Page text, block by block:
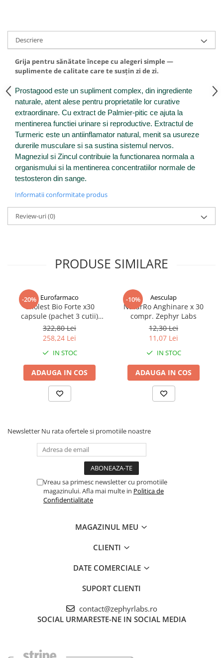
Aparatura medicala
Altele-Produse tehnico-medicale
Sanatatea cuplului
Tonice sexuale
Fertilitate
Teste de sarcina si ovulatie
Altele-Sanatatea cuplului
Suplimente alimentare
Vitamine si minerale
Afectiuni respiratorii
Afectiuni cardio-vasculare
Sanatatea mintii
Diabet
Suplimente pentru imunitate
Antioxidanti
Altele-Suplimente alimentare
Promo Ianuarie-Septembrie
Descriere
Grija pentru sănătate începe cu alegeri simple —
suplimente de calitate care te susțin zi de zi.
Prostagood este un supliment complex, din ingrediente
naturale, atent alese pentru proprietatile lor curative
extraordinare. Cu extract de Palmier-pitic ce ajuta la
mentinerea functiei urinare si reproductive. Extractul de
Turmeric este un antiinflamator natural, menit sa usureze
durerile musculare si sa sustina sistemul nervos.
Magneziul si Zincul contribuie la functionarea normala a
organismului si la mentinerea concentratiilor normale de
testosteron din sange.
Informatii conformitate produs
Review-uri(0)
PRODUSE SIMILARE
-20% Eurofarmaco
Cholest Bio Forte x30
capsule (pachet 3 cutii)
Zephyr Labs
322,80 Lei
258,24 Lei
IN STOC
ADAUGA IN COS
-10% Aesculap
NaturRo Anghinare x 30
compr. Zephyr Labs
12,30 Lei
11,07 Lei
IN STOC
ADAUGA IN COS
Newsletter Nu rata ofertele si promotiile noastre
Vreau sa primesc newsletter cu promotiile
magazinului. Afla mai multe in Politica de
Confidentialitate
MAGAZINUL MEU
CLIENTI
DATE COMERCIALE
SUPORT CLIENTI
contact@zephyrlabs.ro
SOCIAL URMARESTE-NE IN SOCIAL MEDIA